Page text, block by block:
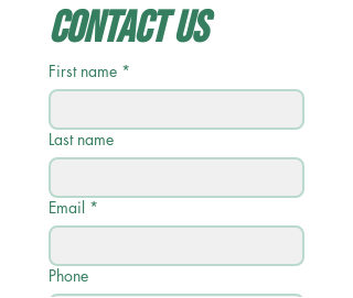
Contact Us
First name *
Last name
Email *
Phone